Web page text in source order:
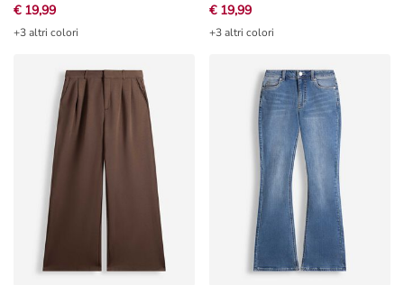
€ 19,99
+3 altri colori
€ 19,99
+3 altri colori